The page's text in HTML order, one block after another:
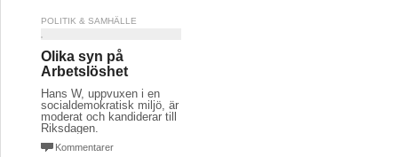
POLITIK & SAMHÄLLE
Olika syn på
Arbetslöshet
Hans W, uppvuxen i en
socialdemokratisk miljö, är
moderat och kandiderar till
Riksdagen.
Kommentarer